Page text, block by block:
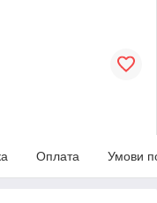
Оплата Умови